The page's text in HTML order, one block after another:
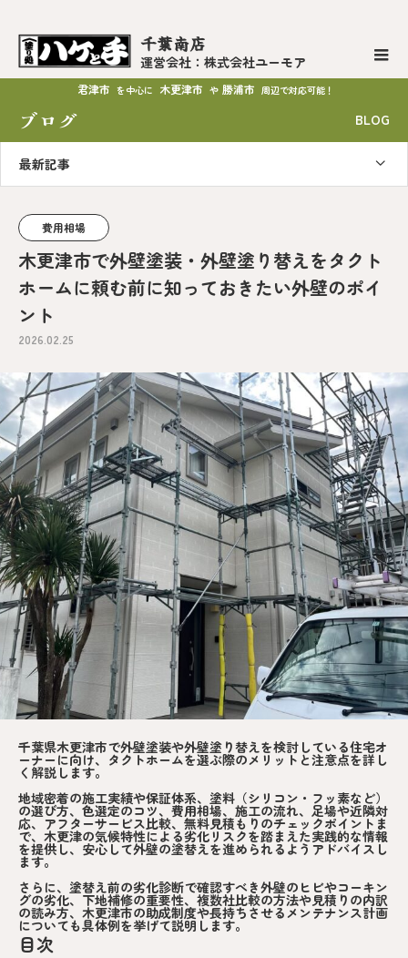
千葉南店
運営会社：株式会社ユーモア
君津市 を中心に 木更津市 や 勝浦市 周辺で対応可能！
ブログ BLOG
最新記事
費用相場
木更津市で外壁塗装・外壁塗り替えをタクト
ホームに頼む前に知っておきたい外壁のポイ
ント
2026.02.25
千葉県木更津市で外壁塗装や外壁塗り替えを検討している住宅オ
ーナーに向け、タクトホームを選ぶ際のメリットと注意点を詳し
く解説します。
地域密着の施工実績や保証体系、塗料（シリコン・フッ素など）
の選び方、色選定のコツ、費用相場、施工の流れ、足場や近隣対
応、アフターサービス比較、無料見積もりのチェックポイントま
で、木更津の気候特性による劣化リスクを踏まえた実践的な情報
を提供し、安心して外壁の塗替えを進められるようアドバイスし
ます。
さらに、塗替え前の劣化診断で確認すべき外壁のヒビやコーキン
グの劣化、下地補修の重要性、複数社比較の方法や見積りの内訳
の読み方、木更津市の助成制度や長持ちさせるメンテナンス計画
についても具体例を挙げて説明します。
目次